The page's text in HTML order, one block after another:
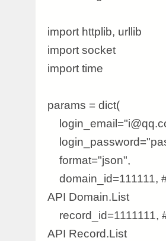
import httplib, urllib
import socket
import time
params = dict(
login_email="
format="json",
domain_id=111111,
API Domain.List
record_id=1111111,
API Record.List